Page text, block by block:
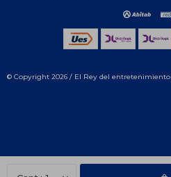
© Copyright 2026 / El Rey del entretenimiento